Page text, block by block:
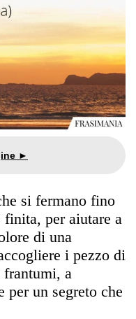
si fermano fino
per aiutare a
di una
i pezzo di
a
per un segreto che